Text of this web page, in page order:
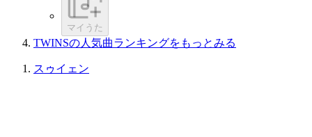
マイうた
TWINSの人気曲ランキングをもっとみる
スゥイェン